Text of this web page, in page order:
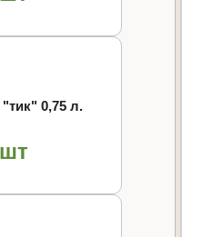
"тик" 0,75 л.